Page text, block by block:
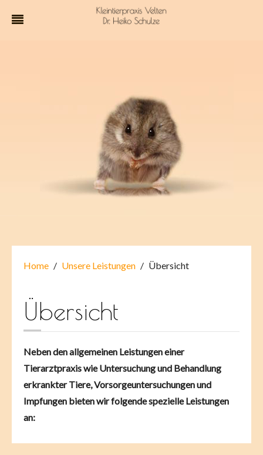
Home Unsere Leistungen Übersicht
Übersicht
Neben den allgemeinen Leistungen einer
Tierarztpraxis wie Untersuchung und Behandlung
erkrankter Tiere, Vorsorgeuntersuchungen und
Impfungen bieten wir folgende spezielle Leistungen
an: